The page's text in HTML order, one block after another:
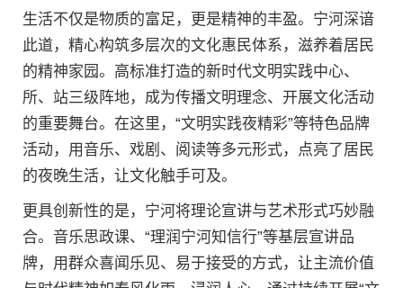
生活不仅是物质的富足，更是精神的丰盈。宁河深谙
此道，精心构筑多层次的文化惠民体系，滋养着居民
的精神家园。高标准打造的新时代文明实践中心、
所、站三级阵地，成为传播文明理念、开展文化活动
的重要舞台。在这里，“文明实践夜精彩”等特色品牌
活动，用音乐、戏剧、阅读等多元形式，点亮了居民
的夜晚生活，让文化触手可及。
更具创新性的是，宁河将理论宣讲与艺术形式巧妙融
合。音乐思政课、“理润宁河知信行”等基层宣讲品
牌，用群众喜闻乐见、易于接受的方式，让主流价值